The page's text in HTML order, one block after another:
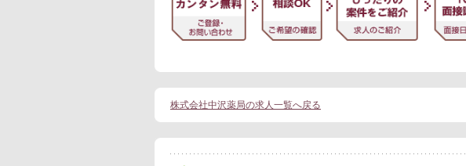
株式会社中沢薬局の求人一覧へ戻る